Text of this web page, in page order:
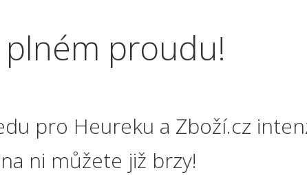
proudu!
pro Heureku a Zboží.cz
ni můžete již brzy!